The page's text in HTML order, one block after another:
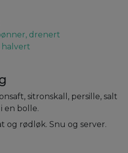
drenert
sitronskall, persille, salt
en bolle.
og rødløk. Snu og server.